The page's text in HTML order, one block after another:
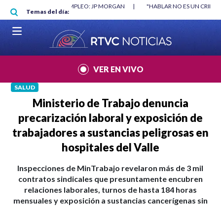
Pasar al contenido principal
Temas del día:
NO DESTRUYÓ EMPLEO: JP MORGAN | "HABLAR NO ES UN
VER EN VIVO
SALUD
Ministerio de Trabajo denuncia
precarización laboral y exposición de
trabajadores a sustancias peligrosas en
hospitales del Valle
Inspecciones de MinTrabajo revelaron más de 3 mil
contratos sindicales que presuntamente encubren
relaciones laborales, turnos de hasta 184 horas
mensuales y exposición a sustancias cancerígenas sin